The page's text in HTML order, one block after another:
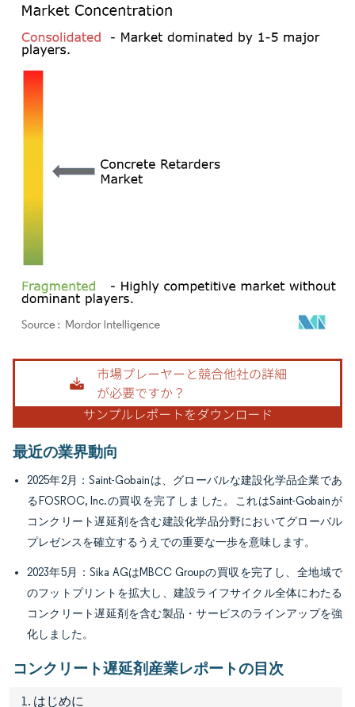
画像 © Mordor Intelligence。再利用にはCC BY 4.0の表示が必要です。
最近の業界動向
2025年2月：Saint-Gobainは、グローバルな建設化学品企業であ
るFOSROC, Inc.の買収を完了しました。これはSaint-Gobainが
コンクリート遅延剤を含む建設化学品分野においてグローバル
プレゼンスを確立するうえでの重要な一歩を意味します。
2023年5月：Sika AGはMBCC Groupの買収を完了し、全地域で
のフットプリントを拡大し、建設ライフサイクル全体にわたる
コンクリート遅延剤を含む製品・サービスのラインアップを強
化しました。
コンクリート遅延剤産業レポートの目次
1. はじめに